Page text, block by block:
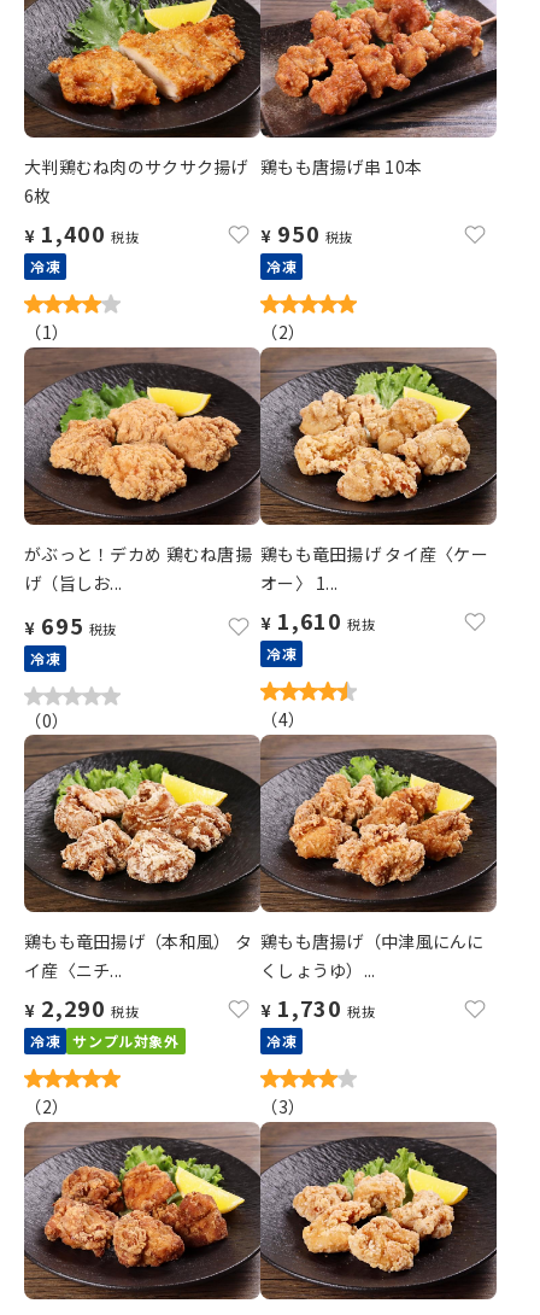
大判鶏むね肉のサクサク揚げ
6枚
¥ 1,400 税抜
冷凍
（1）
鶏もも唐揚げ串 10本
¥ 950 税抜
冷凍
（2）
がぶっと！デカめ 鶏むね唐揚
げ（旨しお...
¥ 695 税抜
冷凍
（0）
鶏もも竜田揚げ タイ産〈ケー
オー〉 1...
¥ 1,610 税抜
冷凍
（4）
鶏もも竜田揚げ（本和風） タ
イ産〈ニチ...
¥ 2,290 税抜
冷凍 サンプル対象外
（2）
鶏もも唐揚げ（中津風にんに
くしょうゆ）...
¥ 1,730 税抜
冷凍
（3）